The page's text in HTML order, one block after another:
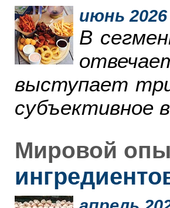
июнь 2026
В
выступает
субъективное
Мировой